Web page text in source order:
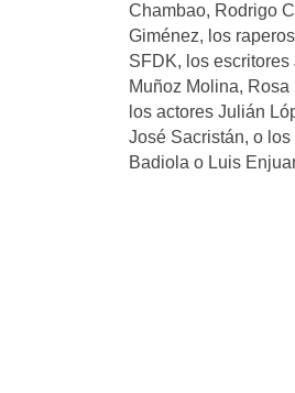
Chambao, Rodrigo
Giménez, los
SFDK, los
Muñoz Molina,
los actores Julián
José Sacristán, o
Badiola o Luis